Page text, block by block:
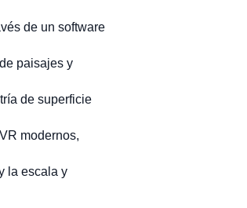
de un software
paisajes y
de superficie
modernos,
la escala y